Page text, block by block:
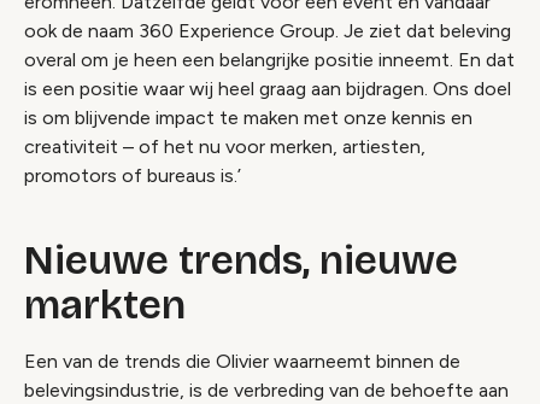
ook de naam 360 Experience Group. Je ziet dat beleving
overal om je heen een belangrijke positie inneemt. En dat
is een positie waar wij heel graag aan bijdragen. Ons doel
is om blijvende impact te maken met onze kennis en
creativiteit – of het nu voor merken, artiesten,
promotors of bureaus is.’
Nieuwe trends, nieuwe
markten
Een van de trends die Olivier waarneemt binnen de
belevingsindustrie, is de verbreding van de behoefte aan